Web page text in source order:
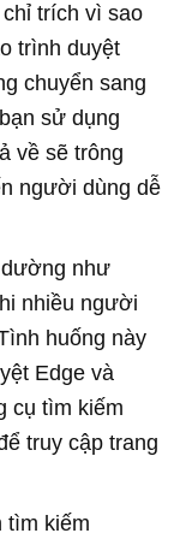
trích vì sao
trình duyệt
chuyển sang
sử dụng
về sẽ trông
người dùng dễ
như
nhiều người
huống này
Edge và
cụ tìm kiếm
truy cập trang
tìm kiếm